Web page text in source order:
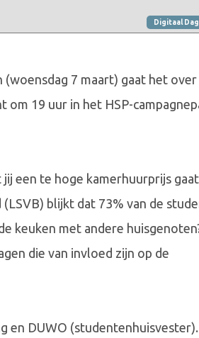
Digitaal
(woensdag 7 maart) gaat het over
om 19 uur in het HSP-
jij een te hoge kamerhuurprijs gaat
blijkt dat 73% van de
keuken met andere
die van invloed zijn op de
en DUWO (studentenhuisvester).